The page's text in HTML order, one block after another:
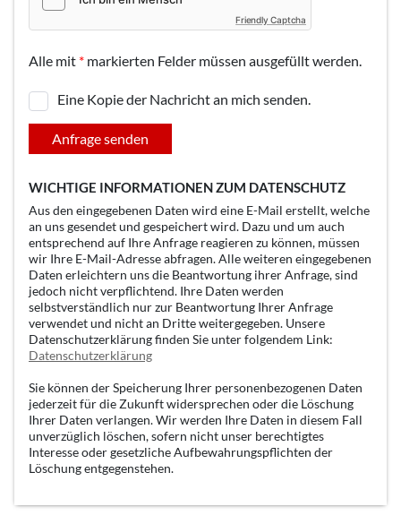
Friendly Captcha
Alle mit * markierten Felder müssen ausgefüllt werden.
Eine Kopie der Nachricht an mich senden.
Anfrage senden
WICHTIGE INFORMATIONEN ZUM DATENSCHUTZ
Aus den eingegebenen Daten wird eine E-Mail erstellt, welche
an uns gesendet und gespeichert wird. Dazu und um auch
entsprechend auf Ihre Anfrage reagieren zu können, müssen
wir Ihre E-Mail-Adresse abfragen. Alle weiteren eingegebenen
Daten erleichtern uns die Beantwortung ihrer Anfrage, sind
jedoch nicht verpflichtend. Ihre Daten werden
selbstverständlich nur zur Beantwortung Ihrer Anfrage
verwendet und nicht an Dritte weitergegeben. Unsere
Datenschutzerklärung finden Sie unter folgendem Link:
Datenschutzerklärung
Sie können der Speicherung Ihrer personenbezogenen Daten
jederzeit für die Zukunft widersprechen oder die Löschung
Ihrer Daten verlangen. Wir werden Ihre Daten in diesem Fall
unverzüglich löschen, sofern nicht unser berechtigtes
Interesse oder gesetzliche Aufbewahrungspflichten der
Löschung entgegenstehen.